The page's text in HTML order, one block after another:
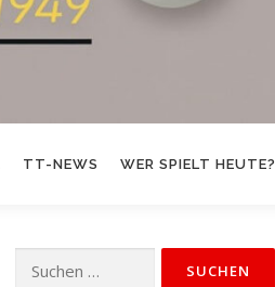
TT-NEWS WER SPIELT HEUTE?